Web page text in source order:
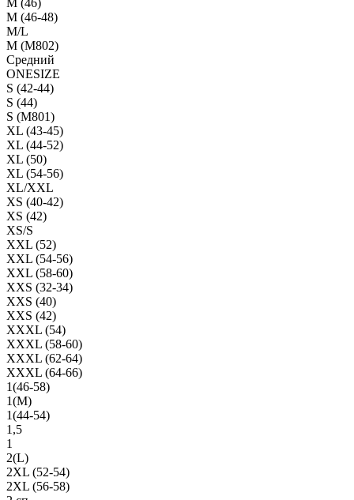
M (46-48)
M/L
M (M802)
Средний
ONESIZE
S (42-44)
S (44)
S (M801)
XL (43-45)
XL (44-52)
XL (50)
XL (54-56)
XL/XXL
XS (40-42)
XS (42)
XS/S
XXL (52)
XXL (54-56)
XXL (58-60)
XXS (32-34)
XXS (40)
XXS (42)
XXXL (54)
XXXL (58-60)
XXXL (62-64)
XXXL (64-66)
1(46-58)
1(М)
1(44-54)
1,5
1
2(L)
2XL (52-54)
2XL (56-58)